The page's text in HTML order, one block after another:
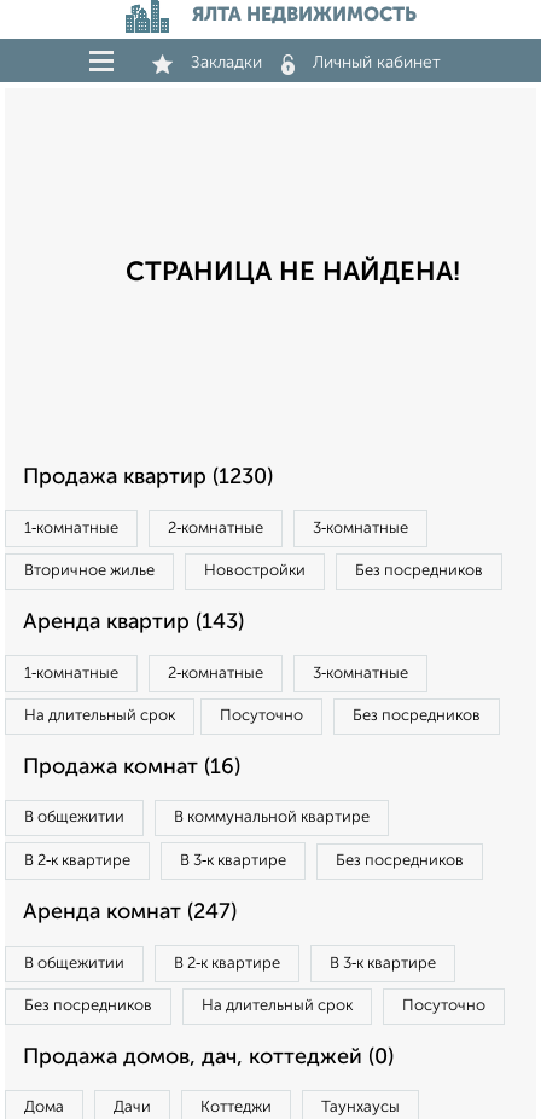
ЯЛТА НЕДВИЖИМОСТЬ
Закладки Личный кабинет
СТРАНИЦА НЕ НАЙДЕНА!
Продажа квартир (1230)
1‑комнатные 2‑комнатные 3‑комнатные
Вторичное жилье Новостройки Без посредников
Аренда квартир (143)
1‑комнатные 2‑комнатные 3‑комнатные
На длительный срок Посуточно Без посредников
Продажа комнат (16)
В общежитии В коммунальной квартире
В 2‑к квартире В 3‑к квартире Без посредников
Аренда комнат (247)
В общежитии В 2‑к квартире В 3‑к квартире
Без посредников На длительный срок Посуточно
Продажа домов, дач, коттеджей (0)
Дома Дачи Коттеджи Таунхаусы